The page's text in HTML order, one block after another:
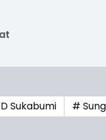
Sukabumi #